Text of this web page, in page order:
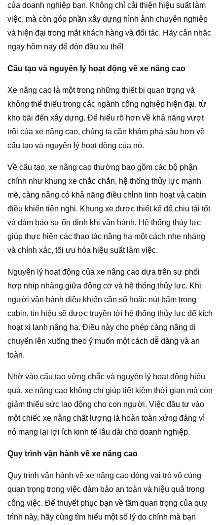
của doanh nghiệp bạn. Không chỉ cải thiện hiệu suất làm
việc, mà còn góp phần xây dựng hình ảnh chuyên nghiệp
và hiện đại trong mắt khách hàng và đối tác. Hãy cân nhắc
ngay hôm nay để đón đầu xu thế!
Cấu tạo và nguyên lý hoạt động về xe nâng cao
Xe nâng cao là một trong những thiết bị quan trọng và
không thể thiếu trong các ngành công nghiệp hiện đại, từ
kho bãi đến xây dựng. Để hiểu rõ hơn về khả năng vượt
trội của xe nâng cao, chúng ta cần khám phá sâu hơn về
cấu tạo và nguyên lý hoạt động của nó.
Về cấu tạo, xe nâng cao thường bao gồm các bộ phận
chính như khung xe chắc chắn, hệ thống thủy lực mạnh
mẽ, càng nâng có khả năng điều chỉnh linh hoạt và cabin
điều khiển tiện nghi. Khung xe được thiết kế để chịu tải tốt
và đảm bảo sự ổn định khi vận hành. Hệ thống thủy lực
giúp thực hiện các thao tác nâng hạ một cách nhẹ nhàng
và chính xác, tối ưu hóa hiệu suất làm việc.
Nguyên lý hoạt động của xe nâng cao dựa trên sự phối
hợp nhịp nhàng giữa động cơ và hệ thống thủy lực. Khi
người vận hành điều khiển cần số hoặc nút bấm trong
cabin, tín hiệu sẽ được truyền tới hệ thống thủy lực để kích
hoạt xi lanh nâng hạ. Điều này cho phép càng nâng di
chuyển lên xuống theo ý muốn một cách dễ dàng và an
toàn.
Nhờ vào cấu tạo vững chắc và nguyên lý hoạt động hiệu
quả, xe nâng cao không chỉ giúp tiết kiệm thời gian mà còn
giảm thiểu sức lao động cho con người. Việc đầu tư vào
một chiếc xe nâng chất lượng là hoàn toàn xứng đáng vì
nó mang lại lợi ích kinh tế lâu dài cho doanh nghiệp.
Quy trình vận hành về xe nâng cao
Quy trình vận hành về xe nâng cao đóng vai trò vô cùng
quan trọng trong việc đảm bảo an toàn và hiệu quả trong
công việc. Để thuyết phục bạn về tầm quan trọng của quy
trình này, hãy cùng tìm hiểu một số lý do chính mà bạn